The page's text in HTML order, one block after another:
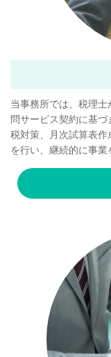
当事務所では、税理
問サービス契約に基
税対策、⽉次試算表
を⾏い、継続的に事業